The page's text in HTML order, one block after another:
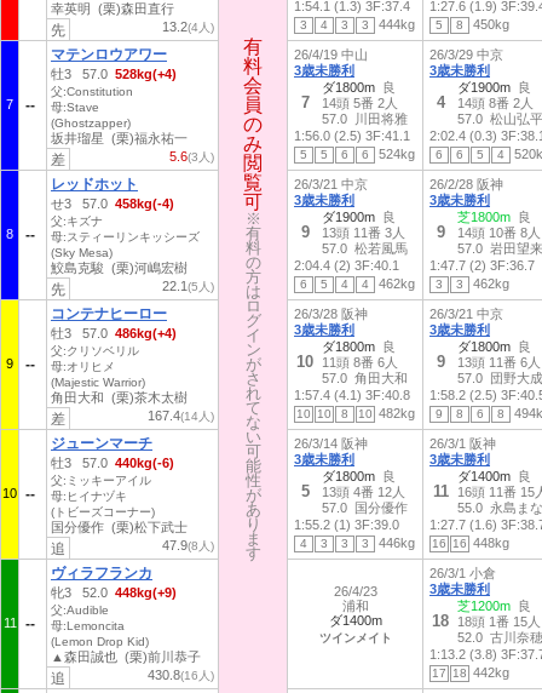
有
料
会
員
の
み
閲
覧
可
※
有
料
の
方
は
ロ
グ
イ
ン
が
さ
れ
て
な
い
可
能
性
が
あ
り
ま
す
幸英明 (栗)森田直行
13.2(4人)
先
7
マテンロウアワー
牡3 57.0 528kg(+4)
父:Constitution
母:Stave
(Ghostzapper)
坂井瑠星 (栗)福永祐一
5.6(3人)
差
8
レッドホット
せ3 57.0 458kg(-4)
父:キズナ
母:スティーリンキッシーズ
(Sky Mesa)
鮫島克駿 (栗)河嶋宏樹
22.1(5人)
先
9
コンテナヒーロー
牡3 57.0 486kg(+4)
父:クリソベリル
母:オリヒメ
(Majestic Warrior)
角田大和 (栗)茶木太樹
167.4(14人)
差
10
ジューンマーチ
牡3 57.0 440kg(-6)
父:ミッキーアイル
母:ヒイナヅキ
(トビーズコーナー)
国分優作 (栗)松下武士
47.9(8人)
追
11
ヴィラフランカ
牝3 52.0 448kg(+9)
父:Audible
母:Lemoncita
(Lemon Drop Kid)
▲森田誠也 (栗)前川恭子
430.8(16人)
追
有
料
会
員
の
み
閲
覧
可
※
有
料
の
方
は
ロ
グ
イ
ン
が
さ
れ
て
な
い
可
能
性
が
あ
り
ま
す
1:54.1 (1.3) 3F:37.4
3 4 3 3 444kg
1:27.6 (1.9)
5 8 450kg
26/4/19 中山
3歳未勝利
7
ダ1800m 良
14頭 5番 2人
57.0 川田将雅
1:56.0 (2.5) 3F:41.1
5 5 6 6 524kg
26/3/29 中京
3歳未勝利
4
ダ1900m 良
14頭 8番 2人
57.0 松山弘平
2:02.4 (0.3)
6 6 5 4
26/3/21 中京
3歳未勝利
9
ダ1900m 良
13頭 11番 3人
57.0 松若風馬
2:04.4 (2) 3F:40.1
6 5 4 4 462kg
26/2/28 阪神
3歳未勝利
9
芝1800m 良
14頭 10番 8人
57.0 岩田望来
1:47.7 (2) 3F:36.7
3 3 462kg
26/3/28 阪神
3歳未勝利
10
ダ1800m 良
11頭 8番 6人
57.0 角田大和
1:57.4 (4.1) 3F:40.8
10 10 8 10 482kg
26/3/21 中京
3歳未勝利
9
ダ1800m 良
13頭 11番 6人
57.0 団野大成
1:58.2 (2.5)
9 8 6 8
26/3/14 阪神
3歳未勝利
5
ダ1800m 良
13頭 4番 12人
57.0 国分優作
1:55.2 (1) 3F:39.0
4 3 3 3 446kg
26/3/1 阪神
3歳未勝利
11
ダ1400m 良
16頭 11番 15
55.0 永島まな
1:27.7 (1.6)
16 16 448kg
26/4/23
浦和
ダ1400m
ツインメイト
26/3/1 小倉
3歳未勝利
18
芝1200m 良
18頭 1番 15人
52.0 古川奈穂
1:13.2 (3.8)
17 18 442kg